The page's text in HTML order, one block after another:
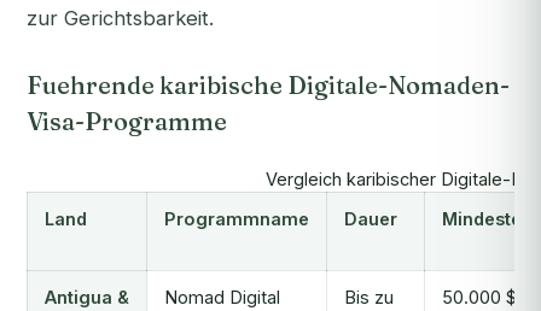
zur Gerichtsbarkeit.
Fuehrende karibische Digitale-Nomaden-
Visa-Programme
Vergleich karibischer Digitale-
Land
Programmname Dauer
Antigua &
Nomad Digital
Bis zu
50.000 $/